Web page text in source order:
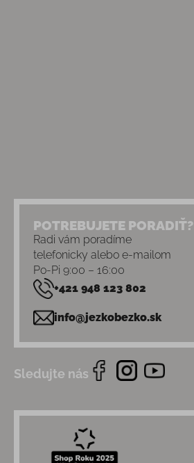
POTREBUJETE PORADIŤ?
Radi vám poradíme
telefonicky alebo e-mailom
Po-Pi 9:00 – 16:00
+421 948 123 802
info@jezkobezko.sk
Sledujte nás